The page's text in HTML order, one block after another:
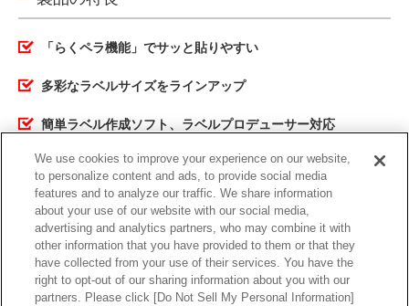
「らくペラ機能」でサッと貼りやすい
多彩なラベルサイズをラインアップ
簡単ラベル作成ソフト、ラベルプロデューサー対応
特長 仕様 ダウンロード
We use cookies to improve your experience on our website,
to personalize content and ads, to provide social media
features and to analyze our traffic. We share information
about your use of our website with our social media,
advertising and analytics partners, who may combine it with
other information that you have provided to them or that they
have collected from your use of their services. You have the
right to opt-out of our sharing information about you with our
partners. Please click [Do Not Sell My Personal Information]